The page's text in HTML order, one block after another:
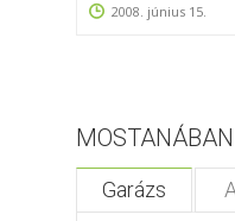
2008. június 15.
Garázs